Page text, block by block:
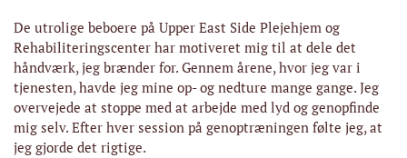
De utrolige beboere på Upper East Side Plejehjem og
Rehabiliteringscenter har motiveret mig til at dele det
håndværk, jeg brænder for. Gennem årene, hvor jeg var i
tjenesten, havde jeg mine op- og nedture mange gange. Jeg
overvejede at stoppe med at arbejde med lyd og genopfinde
mig selv. Efter hver session på genoptræningen følte jeg, at
jeg gjorde det rigtige.